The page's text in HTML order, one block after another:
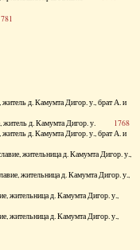
д. Камумта Дигор. у., брат А. и
житель д. Камумта Дигор. у. 1768
д. Камумта Дигор. у., брат А. и
жительница д. Камумта Дигор. у.,
жительница д. Камумта Дигор. у.,
жительница д. Камумта Дигор. у.,
жительница д. Камумта Дигор. у.,